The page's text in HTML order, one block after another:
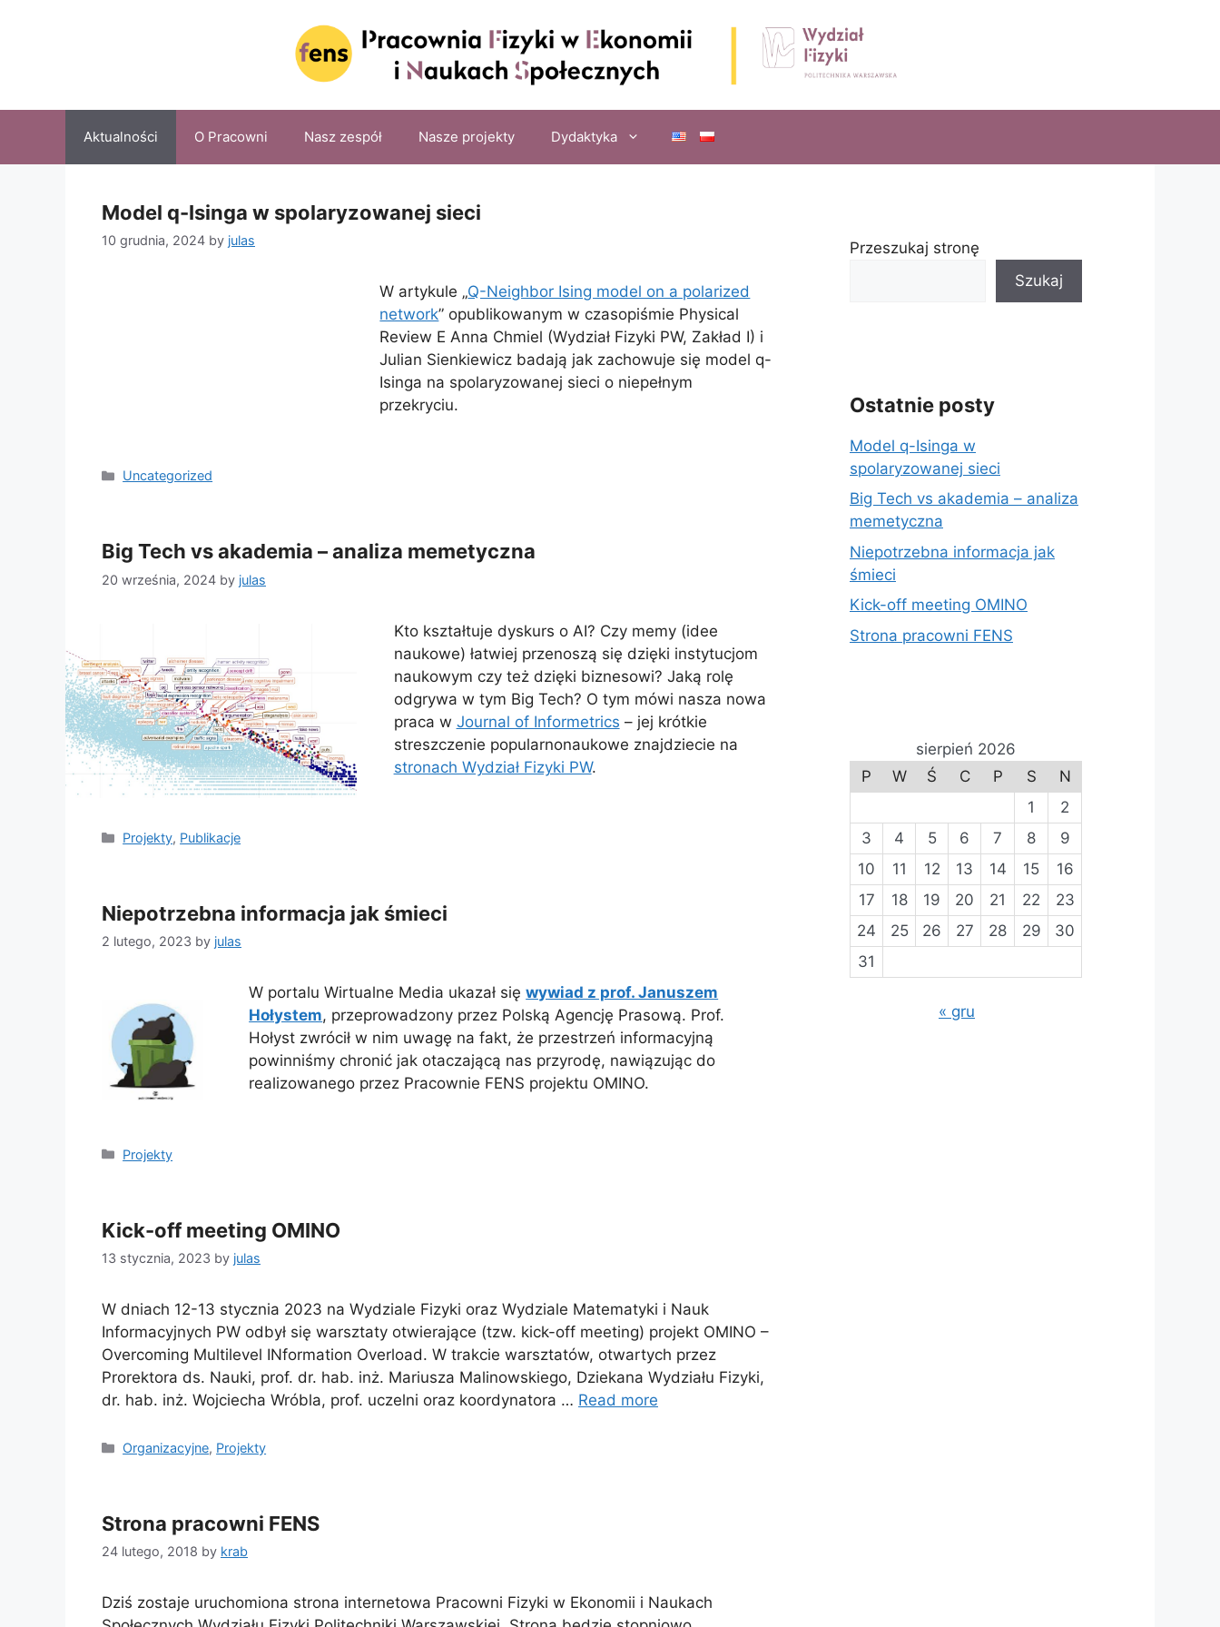
Aktualności O Pracowni Nasz zespół Nasze projekty Dydaktyka
Model q-Isinga w spolaryzowanej sieci
10 grudnia, 2024 by julas
W artykule „Q-Neighbor Ising model on a polarized
network” opublikowanym w czasopiśmie Physical
Review E Anna Chmiel (Wydział Fizyki PW, Zakład I) i
Julian Sienkiewicz badają jak zachowuje się model q-
Isinga na spolaryzowanej sieci o niepełnym
przekryciu.
Categories
Uncategorized
Big Tech vs akademia – analiza memetyczna
20 września, 2024 by julas
Kto kształtuje dyskurs o AI? Czy memy (idee
naukowe) łatwiej przenoszą się dzięki instytucjom
naukowym czy też dzięki biznesowi? Jaką rolę
odgrywa w tym Big Tech? O tym mówi nasza nowa
praca w Journal of Informetrics – jej krótkie
streszczenie popularnonaukowe znajdziecie na
stronach Wydział Fizyki PW.
Categories
Projekty, Publikacje
Niepotrzebna informacja jak śmieci
2 lutego, 2023 by julas
W portalu Wirtualne Media ukazał sięwywiad z prof. Januszem
Hołystem, przeprowadzony przez Polską Agencję Prasową. Prof.
Hołyst zwrócił w nim uwagę na fakt, że przestrzeń informacyjną
powinniśmy chronić jak otaczającą nas przyrodę, nawiązując do
realizowanego przez Pracownie FENS projektu OMINO.
Categories
Projekty
Kick-off meeting OMINO
13 stycznia, 2023 by julas
W dniach 12-13 stycznia 2023 na Wydziale Fizyki oraz Wydziale Matematyki i Nauk
Informacyjnych PW odbył się warsztaty otwierające (tzw. kick-off meeting) projekt OMINO –
Overcoming Multilevel INformation Overload. W trakcie warsztatów, otwartych przez
Prorektora ds. Nauki, prof. dr. hab. inż. Mariusza Malinowskiego, Dziekana Wydziału Fizyki,
dr. hab. inż. Wojciecha Wróbla, prof. uczelni oraz koordynatora … Read more
Categories
Organizacyjne, Projekty
Strona pracowni FENS
24 lutego, 2018 by krab
Dziś zostaje uruchomiona strona internetowa Pracowni Fizyki w Ekonomii i Naukach
Przeszukaj stronę
Szukaj
Ostatnie posty
Model q-Isinga w
spolaryzowanej sieci
Big Tech vs akademia – analiza
memetyczna
Niepotrzebna informacja jak
śmieci
Kick-off meeting OMINO
Strona pracowni FENS
sierpień 2026
P
W Ś C P S
N
1
2
3
4 5 6 7 8
9
10
11 12 13 14 15
16
17
18 19 20 21 22
23
24
25 26 27 28 29
30
31
« gru